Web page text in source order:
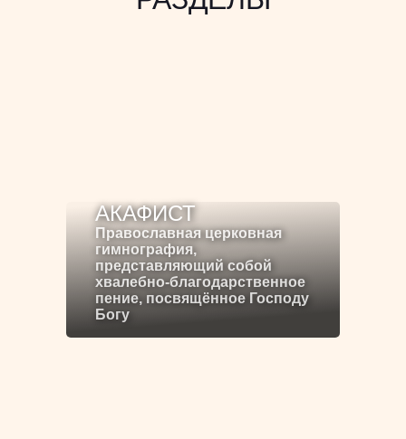
АКАФИСТ
Православная церковная
гимнография,
представляющий собой
хвалебно-благодарственное
пение, посвящённое Господу
Богу